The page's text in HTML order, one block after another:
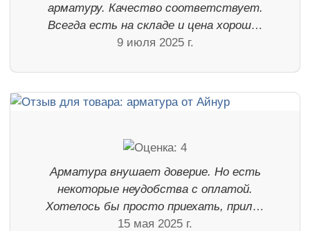
арматуру. Качество соответствует.
Всегда есть на складе и цена хорош…
9 июля 2025 г.
Арматура внушает доверие. Но есть
некоторые неудобства с оплатой.
Хотелось бы просто приехать, прил…
15 мая 2025 г.